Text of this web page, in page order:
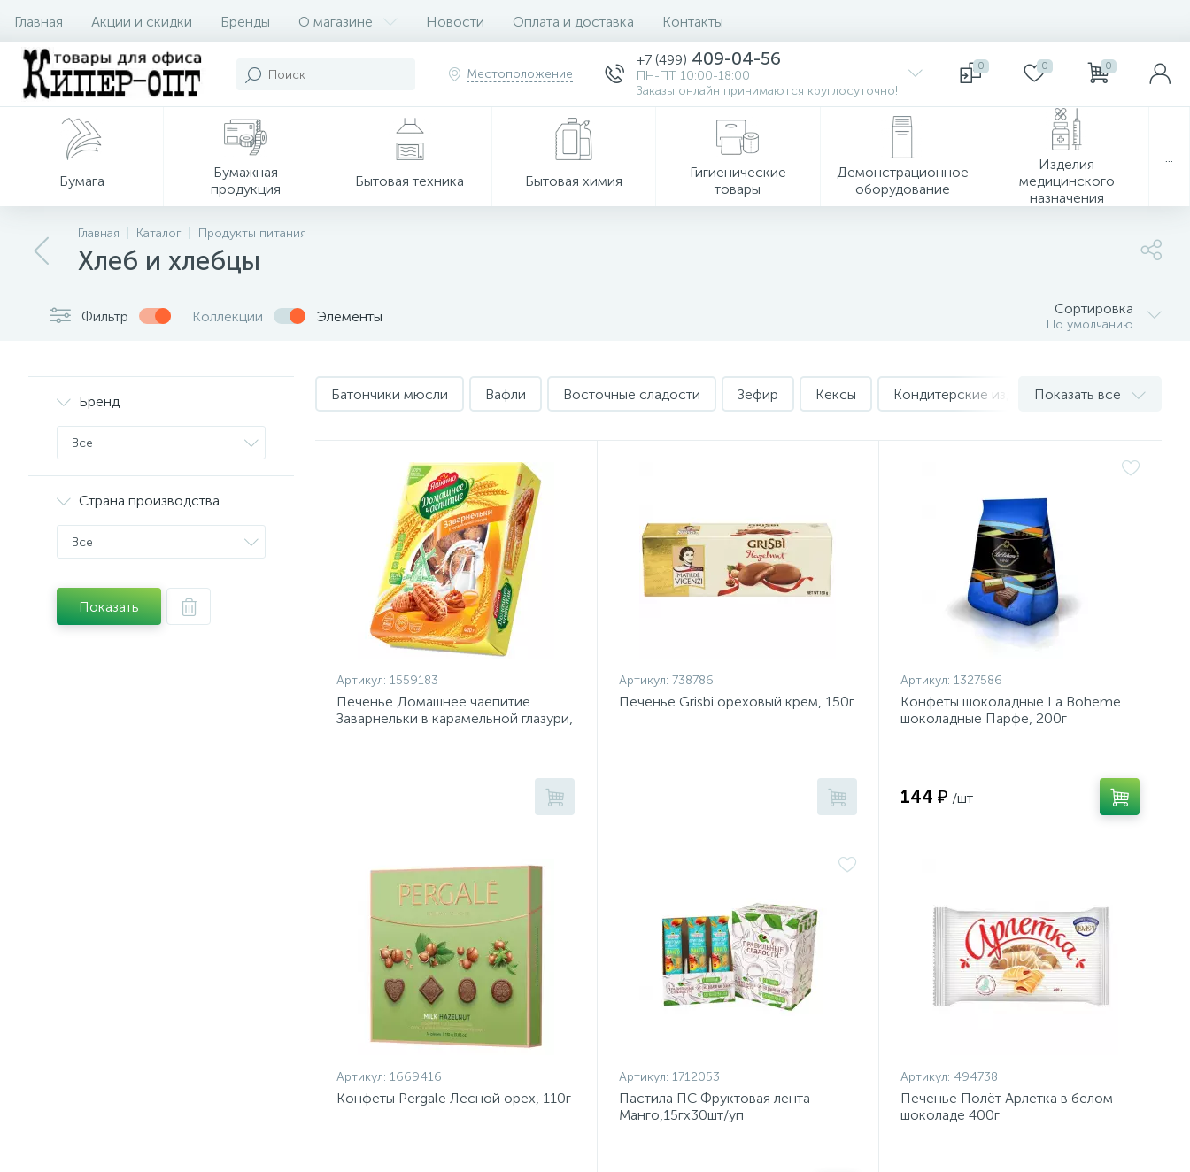
Главная Акции и скидки Бренды О магазине Новости Оплата и доставка Контакты
Местоположение
+7 (499) 409-04-56
ПН-ПТ 10:00-18:00
Заказы онлайн принимаются круглосуточно!
0 0 0
Бумага
Бумажная
продукция
Бытовая техника Бытовая химия
Гигиенические
товары
Демонстрационное
оборудование
Изделия
медицинского
назначения
Главная Каталог Продукты питания
Хлеб и хлебцы
Фильтр Коллекции Элементы Сортировка
По умолчанию
Бренд
Все
Страна производства
Все
Показать
Батончики мюсли Вафли Восточные сладости Зефир Кексы Кондитерские изделия весовые
Показать все
Артикул: 1559183
Печенье Домашнее чаепитие
Заварнельки в карамельной глазури,
Артикул: 738786
Печенье Grisbi ореховый крем, 150г
Артикул: 1327586
Конфеты шоколадные La Boheme
шоколадные Парфе, 200г
144 ₽ /шт
Артикул: 1669416
Конфеты Pergale Лесной орех, 110г
Артикул: 1712053
Пастила ПС Фруктовая лента
Манго,15гх30шт/уп
Артикул: 494738
Печенье Полёт Арлетка в белом
шоколаде 400г